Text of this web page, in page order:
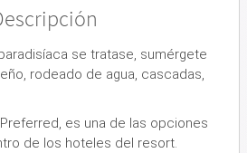
se tratase, sumérgete
rodeado de agua, cascadas,
es una de las opciones
de los hoteles del resort.